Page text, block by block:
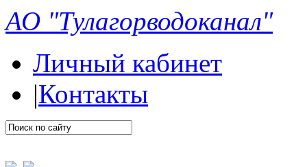
АО "Тулагорводоканал"
Личный кабинет
|Контакты